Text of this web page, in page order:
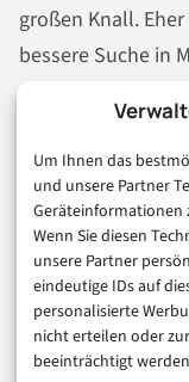
Um Ihnen das
und unsere Partner
Geräteinformationen
Wenn Sie diesen
unsere Partner
eindeutige IDs auf
personalisierte
nicht erteilen oder
beeinträchtigt
großen Knall.
bessere Suche in
Vorschläge,
Langweilig?
Der Weg dorthin
führt über
möchte, dass
hübscher